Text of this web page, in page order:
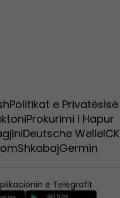
Politikat e Privatësisë
Prokurimi i Hapur
Deutsche WelleICK
ShkabajGermin
e Telegrafit